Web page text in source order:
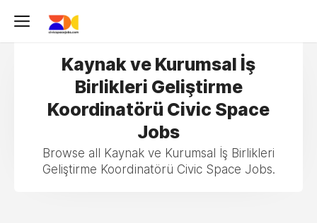
Kaynak ve Kurumsal İş
Birlikleri Geliştirme
Koordinatörü Civic Space
Jobs
Browse all Kaynak ve Kurumsal İş Birlikleri
Geliştirme Koordinatörü Civic Space Jobs.